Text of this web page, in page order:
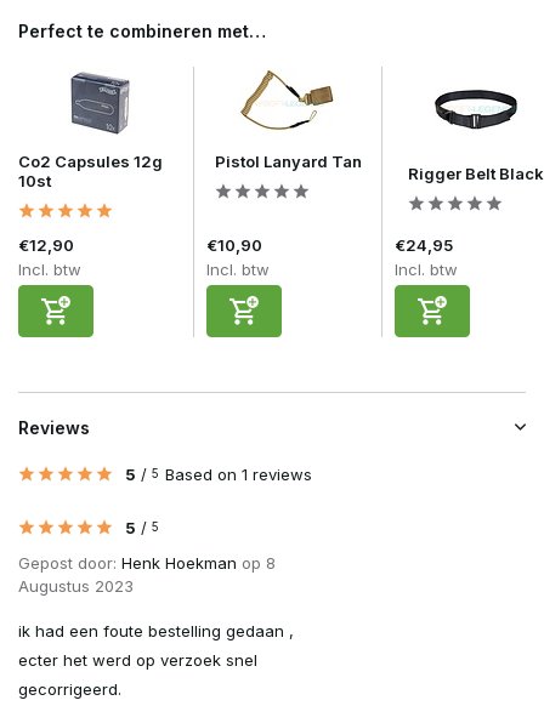
Perfect te combineren met…
Co2 Capsules 12g
10st
€12,90
Incl. btw
Pistol Lanyard Tan
€10,90
Incl. btw
Rigger Belt Black
€24,95
Incl. btw
Reviews
5 / 5 Based on 1 reviews
5 / 5
Gepost door: Henk Hoekman op 8
Augustus 2023
ik had een foute bestelling gedaan ,
ecter het werd op verzoek snel
gecorrigeerd.